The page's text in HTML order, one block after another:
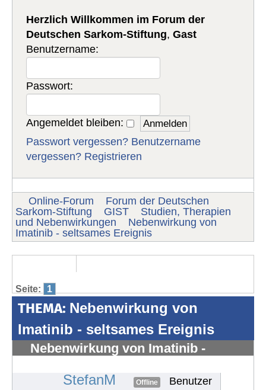
Herzlich Willkommen im Forum der
Deutschen Sarkom-Stiftung,Gast
Benutzername:
Passwort:
Angemeldet bleiben:
Passwort vergessen? Benutzername
vergessen? Registrieren
Online-Forum
Forum der Deutschen
Sarkom-Stiftung
GIST
Studien, Therapien
und Nebenwirkungen
Nebenwirkung von
Imatinib - seltsames Ereignis
Seite: 1
THEMA: Nebenwirkung von
Imatinib - seltsames Ereignis
Nebenwirkung von Imatinib -
StefanM Offline
Benutzer